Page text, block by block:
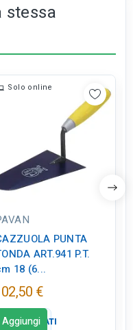
Solo online
PUNTA
ART.941 P.T.
18 (6...
€
SCHEDA DATI
Aggiungi